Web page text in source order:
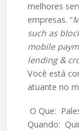
melhores
empresas. “
such as
mobile
lending &
Você está
atuante no
O Que:
Quando: